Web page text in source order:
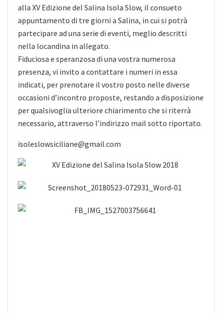
alla XV Edizione del Salina Isola Slow, il consueto
appuntamento di tre giorni a Salina, in cui si potrà
partecipare ad una serie di eventi, meglio descritti
nella locandina in allegato.
Fiduciosa e speranzosa di una vostra numerosa
presenza, vi invito a contattare i numeri in essa
indicati, per prenotare il vostro posto nelle diverse
occasioni d’incontro proposte, restando a disposizione
per qualsivoglia ulteriore chiarimento che si riterrà
necessario, attraverso l’indirizzo mail sotto riportato.
isoleslowsiciliane@gmail.com